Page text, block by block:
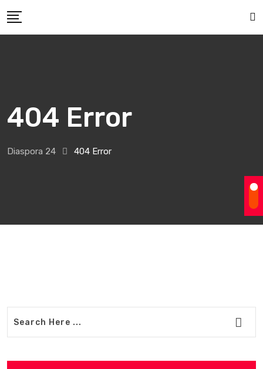
to
404 Error
Diaspora 24 404 Error